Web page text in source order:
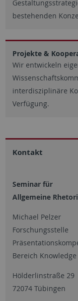
bestehenden
Projekte &
Wir entwickeln
interdisziplinäre
Verfügung.
Kontakt
Seminar für
Allgemeine
Michael Pelzer
Forschungsstelle
Bereich
Hölderlinstraße 29
72074 Tübingen